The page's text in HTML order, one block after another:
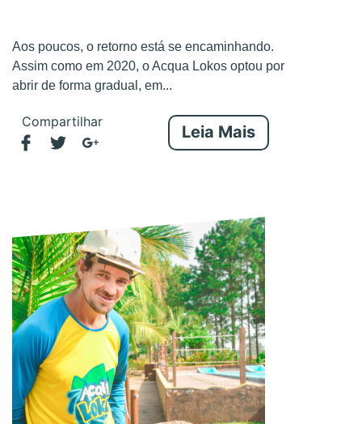
Aos poucos, o retorno está se encaminhando.
Assim como em 2020, o Acqua Lokos optou por
abrir de forma gradual, em...
Compartilhar
Leia Mais